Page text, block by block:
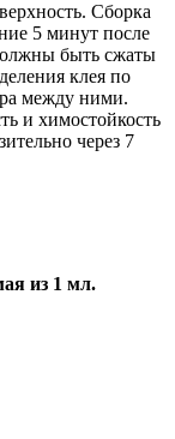
Сборка
5 минут после
быть сжаты
клея по
между ними.
и химостойкость
через 7
из 1 мл.